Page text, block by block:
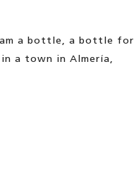
a bottle, a bottle for
a town in Almería,